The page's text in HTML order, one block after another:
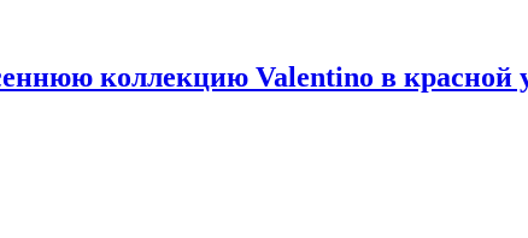
коллекцию Valentino в красной